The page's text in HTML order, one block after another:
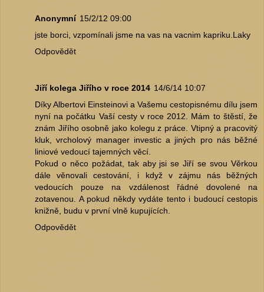
Anonymní 15/2/12 09:00
jste borci, vzpomínali jsme na vas na vacnim kapriku.Laky
Odpovědět
Jiří kolega Jiřího v roce 2014 14/6/14 10:07
Díky Albertovi Einsteinovi a Vašemu cestopisnému dílu jsem
nyní na počátku Vaší cesty v roce 2012. Mám to štěstí, že
znám Jiřího osobně jako kolegu z práce. Vtipný a pracovitý
kluk, vrcholový manager investic a jiných pro nás běžné
liniové vedoucí tajemných věcí.
Pokud o něco požádat, tak aby jsi se Jiří se svou Věrkou
dále věnovali cestování, i když v zájmu nás běžných
vedoucích pouze na vzdálenost řádné dovolené na
zotavenou. A pokud někdy vydáte tento i budoucí cestopis
knižně, budu v první vlně kupujících.
Odpovědět